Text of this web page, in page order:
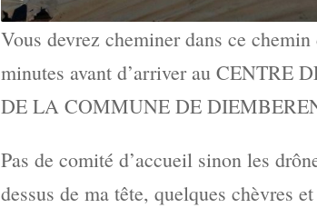
Vous devrez cheminer dans ce
minutes avant d’arriver au CENTRE
DE LA COMMUNE DE
Pas de comité d’accueil sinon les
dessus de ma tête, quelques chèvres